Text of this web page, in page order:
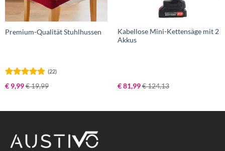
Premium-Qualität Stuhlhussen
Bewertet
mit 4.91
(22)
€9,99€19,99
Kabellose Mini-Kettensäge mit 2
Akkus
€81,99€124,13